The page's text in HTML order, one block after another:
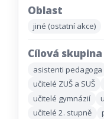
Oblast
jiné (ostatní akce)
Cílová skupina
asistenti pedagoga
učitelé ZUŠ a SUŠ
učitelé gymnázií
učitelé 2. stupně